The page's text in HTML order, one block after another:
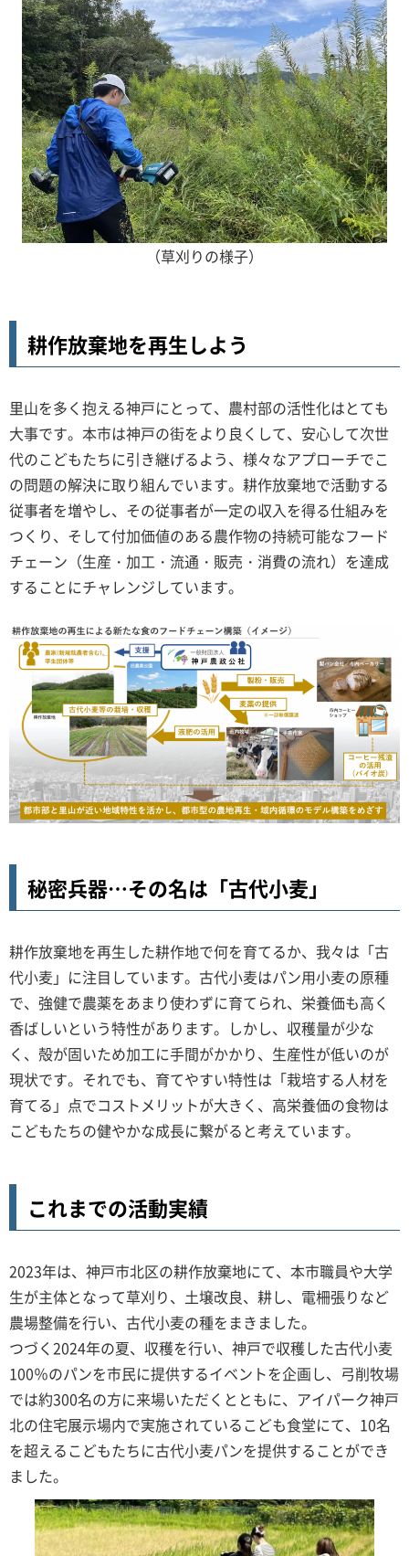
（草刈りの様子）
耕作放棄地を再生しよう
里山を多く抱える神戸にとって、農村部の活性化はとても
大事です。本市は神戸の街をより良くして、安心して次世
代のこどもたちに引き継げるよう、様々なアプローチでこ
の問題の解決に取り組んでいます。耕作放棄地で活動する
従事者を増やし、その従事者が一定の収入を得る仕組みを
つくり、そして付加価値のある農作物の持続可能なフード
チェーン（生産・加工・流通・販売・消費の流れ）を達成
することにチャレンジしています。
秘密兵器…その名は「古代小麦」
耕作放棄地を再生した耕作地で何を育てるか、我々は「古
代小麦」に注目しています。古代小麦はパン用小麦の原種
で、強健で農薬をあまり使わずに育てられ、栄養価も高く
香ばしいという特性があります。しかし、収穫量が少な
く、殻が固いため加工に手間がかかり、生産性が低いのが
現状です。それでも、育てやすい特性は「栽培する人材を
育てる」点でコストメリットが大きく、高栄養価の食物は
こどもたちの健やかな成長に繋がると考えています。
これまでの活動実績
2023年は、神戸市北区の耕作放棄地にて、本市職員や大学
生が主体となって草刈り、土壌改良、耕し、電柵張りなど
農場整備を行い、古代小麦の種をまきました。
つづく2024年の夏、収穫を行い、神戸で収穫した古代小麦
100％のパンを市民に提供するイベントを企画し、弓削牧場
では約300名の方に来場いただくとともに、アイパーク神戸
北の住宅展示場内で実施されているこども食堂にて、10名
を超えるこどもたちに古代小麦パンを提供することができ
ました。